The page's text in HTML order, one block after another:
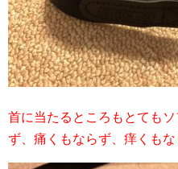
首に当たるところもとても
ず、痛くもならず、痒くもな